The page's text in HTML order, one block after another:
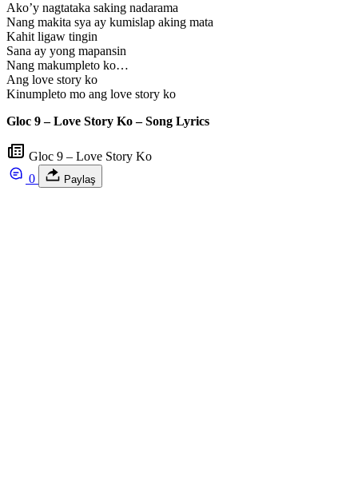
Ako’y nagtataka saking nadarama
Nang makita sya ay kumislap aking mata
Kahit ligaw tingin
Sana ay yong mapansin
Nang makumpleto ko…
Ang love story ko
Kinumpleto mo ang love story ko
Gloc 9 – Love Story Ko – Song Lyrics
Gloc 9 – Love Story Ko
0
Paylaş